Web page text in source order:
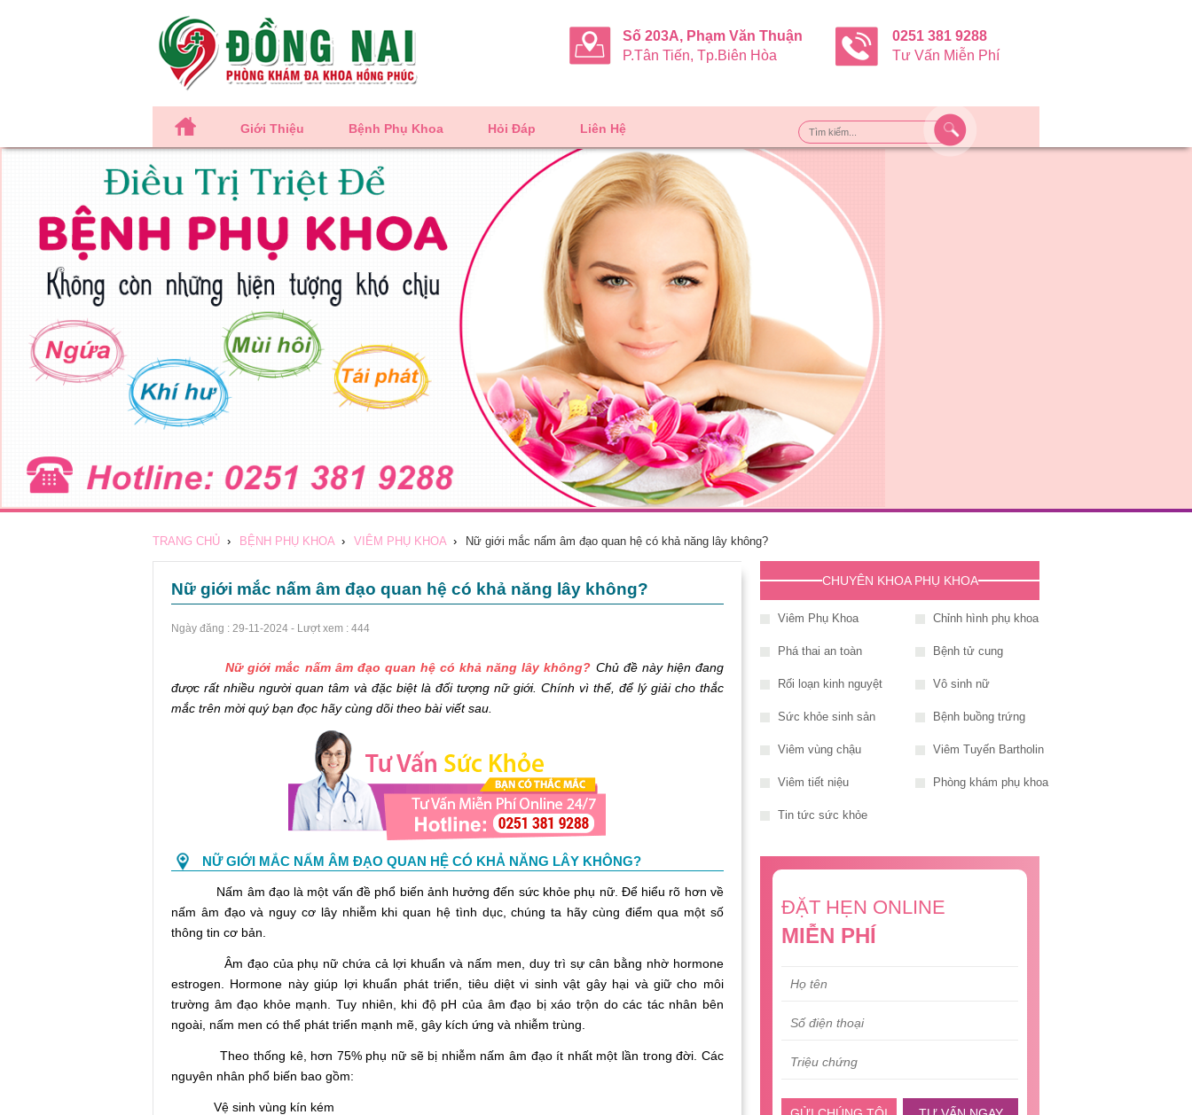
Số 203A, Phạm Văn Thuận
P.Tân Tiến, Tp.Biên Hòa
0251 381 9288
Tư Vấn Miễn Phí
Giới Thiệu Bệnh Phụ Khoa Hỏi Đáp Liên Hệ
TRANG CHỦ › BỆNH PHỤ KHOA › VIÊM PHỤ KHOA › Nữ giới mắc nấm âm đạo quan hệ có khả năng lây không?
Nữ giới mắc nấm âm đạo quan hệ có khả năng lây không?
Ngày đăng : 29-11-2024 - Lượt xem : 444
Nữ giới mắc nấm âm đạo quan hệ có khả năng lây không? Chủ đề này hiện đang
được rất nhiều người quan tâm và đặc biệt là đối tượng nữ giới. Chính vì thế, để lý giải cho thắc
mắc trên mời quý bạn đọc hãy cùng dõi theo bài viết sau.
NỮ GIỚI MẮC NẤM ÂM ĐẠO QUAN HỆ CÓ KHẢ NĂNG LÂY KHÔNG?
Nấm âm đạo là một vấn đề phổ biến ảnh hưởng đến sức khỏe phụ nữ. Để hiểu rõ hơn về
nấm âm đạo và nguy cơ lây nhiễm khi quan hệ tình dục, chúng ta hãy cùng điểm qua một số
thông tin cơ bản.
Âm đạo của phụ nữ chứa cả lợi khuẩn và nấm men, duy trì sự cân bằng nhờ hormone
estrogen. Hormone này giúp lợi khuẩn phát triển, tiêu diệt vi sinh vật gây hại và giữ cho môi
trường âm đạo khỏe mạnh. Tuy nhiên, khi độ pH của âm đạo bị xáo trộn do các tác nhân bên
ngoài, nấm men có thể phát triển mạnh mẽ, gây kích ứng và nhiễm trùng.
Theo thống kê, hơn 75% phụ nữ sẽ bị nhiễm nấm âm đạo ít nhất một lần trong đời. Các
nguyên nhân phổ biến bao gồm:
Vệ sinh vùng kín kém
CHUYÊN KHOA PHỤ KHOA
Viêm Phụ Khoa Chỉnh hình phụ khoa
Phá thai an toàn Bệnh tử cung
Rối loạn kinh nguyệt Vô sinh nữ
Sức khỏe sinh sản Bệnh buồng trứng
Viêm vùng chậu Viêm Tuyến Bartholin
Viêm tiết niệu Phòng khám phụ khoa
Tin tức sức khỏe
ĐẶT HẸN ONLINE
MIỄN PHÍ